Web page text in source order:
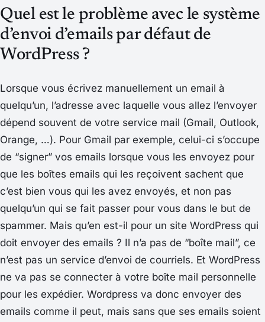
Quel est le problème avec le système
d’envoi d’emails par défaut de
WordPress ?
Lorsque vous écrivez manuellement un email à
quelqu’un, l’adresse avec laquelle vous allez l’envoyer
dépend souvent de votre service mail (Gmail, Outlook,
Orange, …). Pour Gmail par exemple, celui-ci s’occupe
de “signer” vos emails lorsque vous les envoyez pour
que les boîtes emails qui les reçoivent sachent que
c’est bien vous qui les avez envoyés, et non pas
quelqu’un qui se fait passer pour vous dans le but de
spammer. Mais qu’en est-il pour un site WordPress qui
doit envoyer des emails ? Il n’a pas de “boîte mail”, ce
n’est pas un service d’envoi de courriels. Et WordPress
ne va pas se connecter à votre boîte mail personnelle
pour les expédier. Wordpress va donc envoyer des
emails comme il peut, mais sans que ses emails soient